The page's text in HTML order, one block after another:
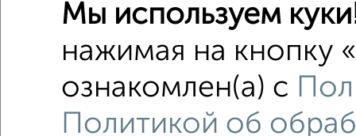
Поиск по
в
в
Мы используем
нажимая на кнопку
ознакомлен(а) с
Политикой об